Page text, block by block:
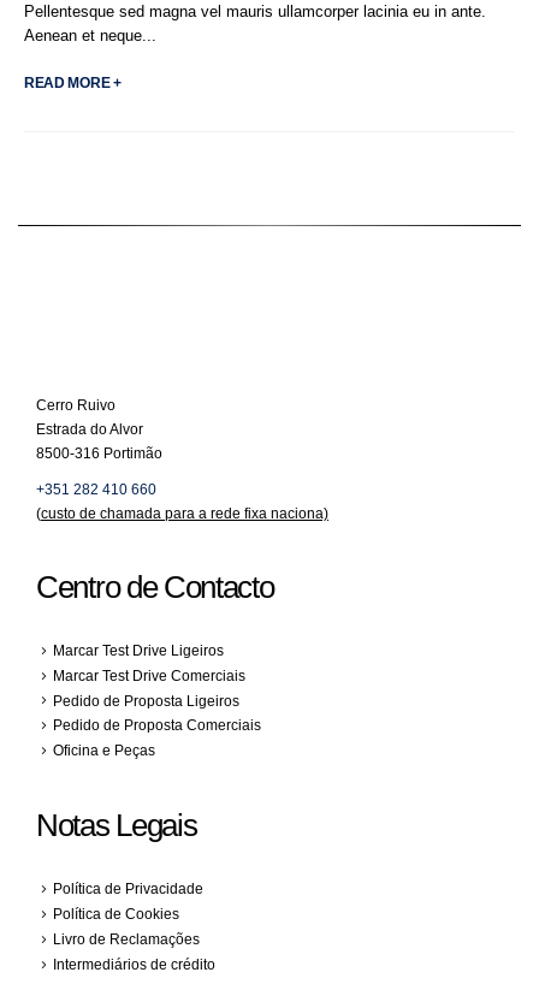
Pellentesque sed magna vel mauris ullamcorper lacinia eu in ante.
Aenean et neque...
READ MORE +
Cerro Ruivo
Estrada do Alvor
8500-316 Portimão
+351 282 410 660
(custo de chamada para a rede fixa naciona)
Centro de Contacto
Marcar Test Drive Ligeiros
Marcar Test Drive Comerciais
Pedido de Proposta Ligeiros
Pedido de Proposta Comerciais
Oficina e Peças
Notas Legais
Política de Privacidade
Política de Cookies
Livro de Reclamações
Intermediários de crédito